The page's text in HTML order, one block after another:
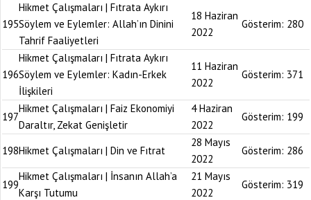
195
Hikmet Çalışmaları | Fıtrata Aykırı
Söylem ve Eylemler: Allah’ın Dinini
Tahrif Faaliyetleri
18 Haziran
2022
Gösterim: 280
196
Hikmet Çalışmaları | Fıtrata Aykırı
Söylem ve Eylemler: Kadın-Erkek
İlişkileri
11 Haziran
2022
Gösterim: 371
197
Hikmet Çalışmaları | Faiz Ekonomiyi
Daraltır, Zekat Genişletir
4 Haziran
2022
Gösterim: 199
198Hikmet Çalışmaları | Din ve Fıtrat
28 Mayıs
2022
Gösterim: 286
199
Hikmet Çalışmaları | İnsanın Allah’a
Karşı Tutumu
21 Mayıs
2022
Gösterim: 319